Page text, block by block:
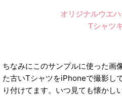
オリジナルウエ
Tシャツ
ちなみにこのサンプルに使った画
た古いTシャツをiPhoneで撮影し
り付けてます。いつ見ても懐かし